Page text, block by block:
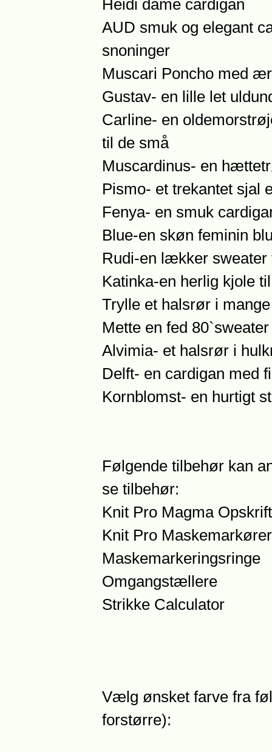
Heidi dame cardigan
AUD smuk og elegant
snoninger
Muscari Poncho med
Gustav- en lille let
Carline- en
til de små
Muscardinus- en
Pismo- et trekantet sjal
Fenya- en smuk
Blue-en skøn feminin
Rudi-en lækker sweater
Katinka-en herlig kjole
Trylle et halsrør i
Mette en fed 80`sweater
Alvimia- et halsrør i
Delft- en cardigan med
Kornblomst- en hurtigt
Følgende tilbehør kan
se tilbehør:
Knit Pro Magma
Knit Pro Maskemarkører
Maskemarkeringsringe
Omgangstællere
Strikke Calculator
Vælg ønsket farve fra
forstørre):